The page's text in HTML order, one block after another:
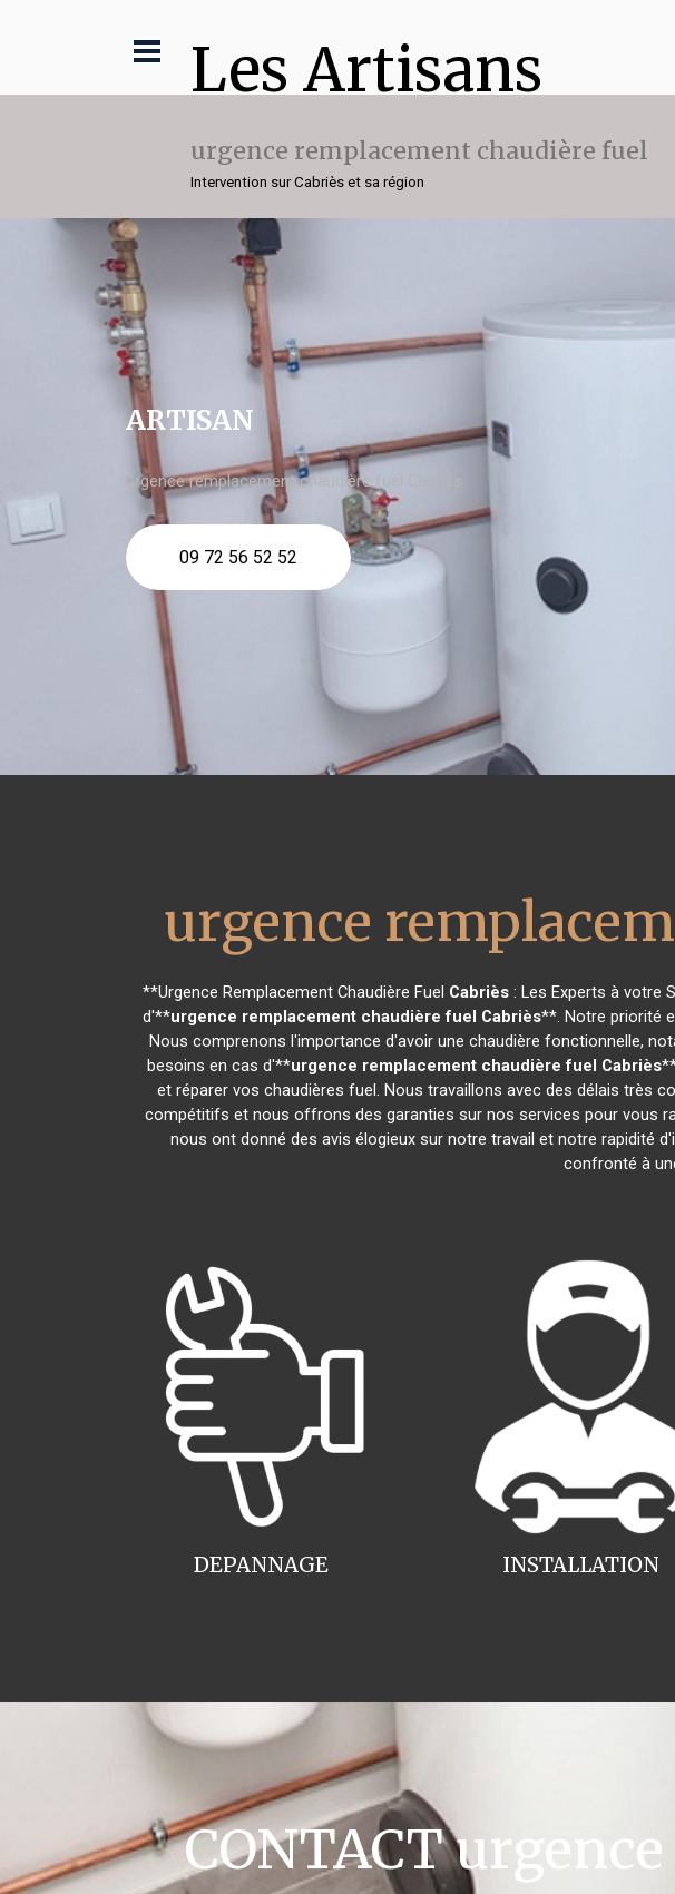
Les Artisans
urgence remplacement chaudière fuel
Intervention sur Cabriès et sa région
ARTISAN
urgence remplacement chaudière fuel Cabriès
09 72 56 52 52
urgence
**Urgence Remplacement Chaudière Fuel Cabriès: Les Experts à votre
d'**urgence remplacement chaudière fuel Cabriès**. Notre priorité
Nous comprenons l'importance d'avoir une chaudière fonctionnelle,
besoins en cas d'**urgence remplacement chaudière fuel Cabriès
et réparer vos chaudières fuel. Nous travaillons avec des délais très
compétitifs et nous offrons des garanties sur nos services pour vous
nous ont donné des avis élogieux sur notre travail et notre rapidité
confronté à
INSTALLATION
DEPANNAGE
CONTACT